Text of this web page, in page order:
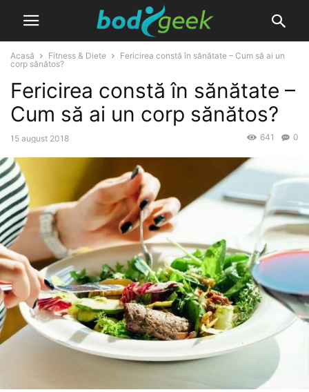
Acasă Fitness & Diete
Fericirea constă în sănătate – Cum să ai un
corp sănătos?
Fericirea constă în sănătate –
Cum să ai un corp sănătos?
15 august 2018 0
641